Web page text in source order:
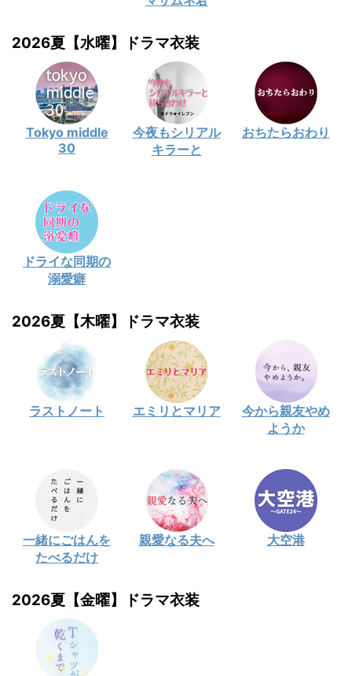
2026夏【水曜】ドラマ衣装
Tokyo middle
30
今夜もシリアル
キラーと
おちたらおわり
ドライな同期の
溺愛癖
2026夏【木曜】ドラマ衣装
ラストノート エミリとマリア
今から親友やめ
ようか
一緒にごはんを
たべるだけ
親愛なる夫へ 大空港
2026夏【金曜】ドラマ衣装